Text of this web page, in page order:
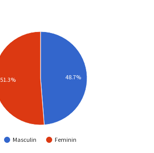
Masculin Feminin
48.7%
51.3%